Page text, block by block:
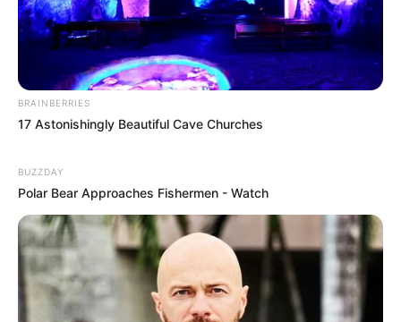
BRAINBERRIES
17 Astonishingly Beautiful Cave Churches
BUZZDAY
Polar Bear Approaches Fishermen - Watch